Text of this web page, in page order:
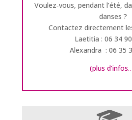
Voulez‑vous, pendant l’été,
danses ?
Contactez directement
Laetitia : 06 34
Alexandra : 06 35
(plus